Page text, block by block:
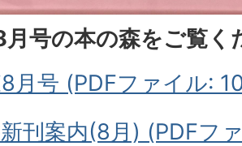
号の本の森をご覧く
月号 (PDFファイル:
刊案内(8月) (PDFフ